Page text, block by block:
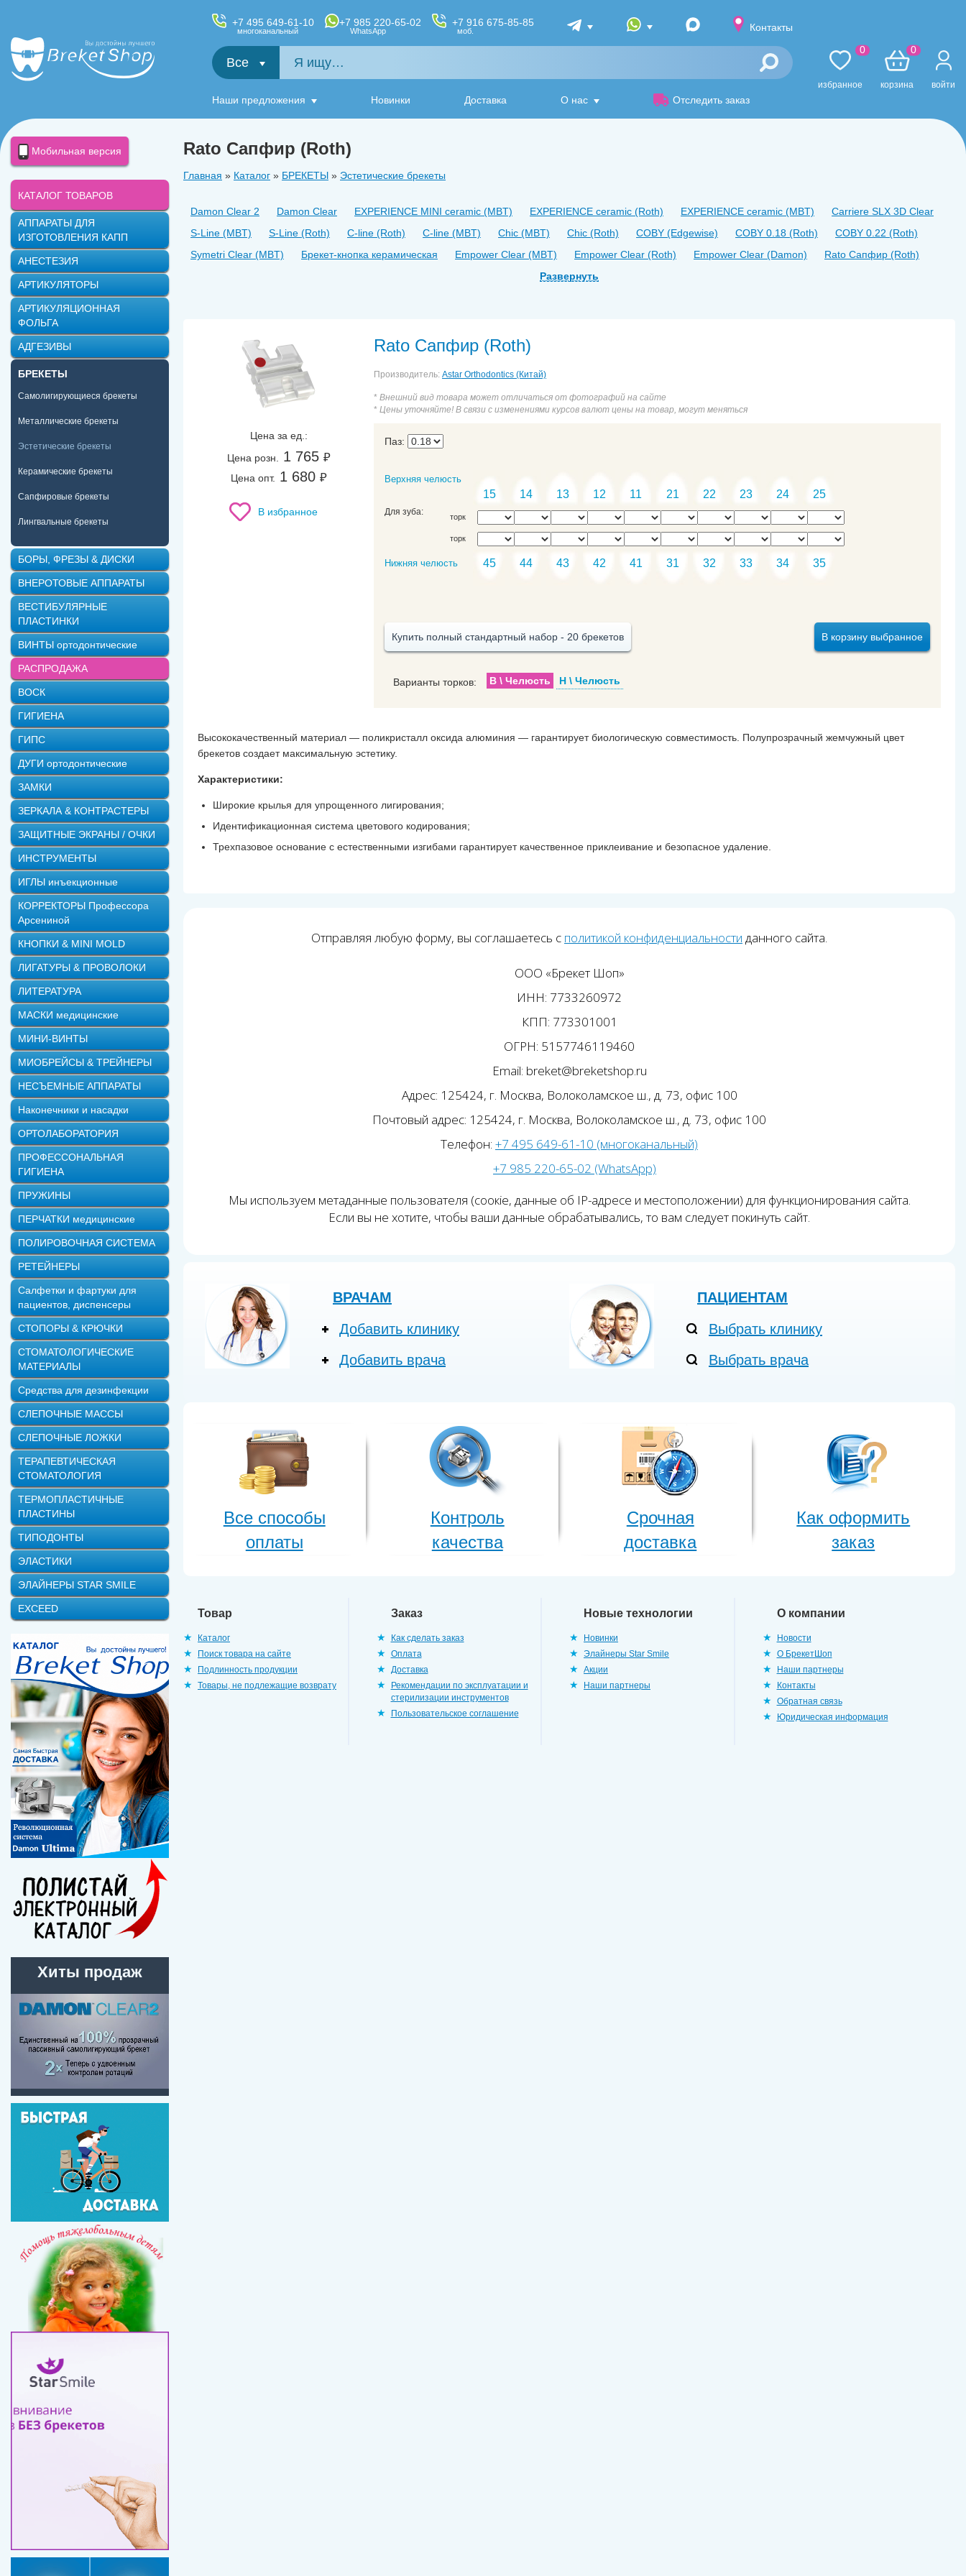
+7 495 649-61-10
многоканальный
+7 985 220-65-02
WhatsApp
+7 916 675-85-85
моб. Контакты
Все
Наши предложения Новинки Доставка О нас Отследить заказ
избранное
0
корзина
0
войти
Rato Сапфир (Roth)
Главная » Каталог » БРЕКЕТЫ » Эстетические брекеты
Damon Clear 2 Damon Clear EXPERIENCE MINI ceramic (MBT) EXPERIENCE ceramic (Roth) EXPERIENCE ceramic (MBT)
Carriere SLX 3D Clear
S-Line (MBT)
S-Line (Roth) C-line (Roth) C-line (MBT) Chic (MBT) Chic (Roth) COBY (Edgewise) COBY 0.18 (Roth)
COBY 0.22 (Roth)
Symetri Clear (MBT)
Брекет-кнопка керамическая Empower Clear (MBT) Empower Clear (Roth) Empower Clear (Damon)
Rato Сапфир (Roth)
Rato Керамика (Edgewise) Lucem Roth
Развернуть
Цена за ед.:
Цена розн.
1 765 ₽
Цена опт. 1 680 ₽
В избранное
Rato Сапфир (Roth)
Производитель: Astar Orthodontics (Китай)
* Внешний вид товара может отличаться от фотографий на сайте
* Цены уточняйте! В связи с изменениями курсов валют цены на товар, могут меняться
Паз:
Для зуба:
Верхняя челюсть
15 14 13 12 11 21 22 23 24 25
торк
торк
Нижняя челюсть 45 44 43 42 41 31 32 33 34 35
Купить полный стандартный набор - 20 брекетов В корзину выбранное
Варианты торков: В \ Челюсть Н \ Челюсть
Высококачественный материал — поликристалл оксида алюминия — гарантирует биологическую совместимость. Полупрозрачный жемчужный цвет
брекетов создает максимальную эстетику.
Характеристики:
Широкие крылья для упрощенного лигирования;
Идентификационная система цветового кодирования;
Трехпазовое основание с естественными изгибами гарантирует качественное приклеивание и безопасное удаление.
Отправляя любую форму, вы соглашаетесь с политикой конфиденциальности данного сайта.
ООО «Брекет Шоп»
ИНН: 7733260972
КПП: 773301001
ОГРН: 5157746119460
Email: breket@breketshop.ru
Адрес: 125424, г. Москва, Волоколамское ш., д. 73, офис 100
Почтовый адрес: 125424, г. Москва, Волоколамское ш., д. 73, офис 100
Телефон: +7 495 649-61-10 (многоканальный)
+7 985 220-65-02 (WhatsApp)
Мы используем метаданные пользователя (соокіе, данные об IP-адресе и местоположении) для функционирования сайта.
Если вы не хотите, чтобы ваши данные обрабатывались, то вам следует покинуть сайт.
ВРАЧАМ
Добавить клинику
Добавить врача
ПАЦИЕНТАМ
Выбрать клинику
Выбрать врача
Все способы
оплаты
Контроль
качества
Срочная
доставка
Как оформить
заказ
Товар
Каталог
Поиск товара на сайте
Подлинность продукции
Товары, не подлежащие возврату
Заказ
Как сделать заказ
Оплата
Доставка
Рекомендации по эксплуатации и
стерилизации инструментов
Пользовательское соглашение
Новые технологии
Новинки
Элайнеры Star Smile
Акции
Наши партнеры
О компании
Новости
О БрекетШоп
Наши партнеры
Контакты
Обратная связь
Юридическая информация
Мобильная версия
КАТАЛОГ ТОВАРОВ
АППАРАТЫ ДЛЯ
ИЗГОТОВЛЕНИЯ КАПП
АНЕСТЕЗИЯ
АРТИКУЛЯТОРЫ
АРТИКУЛЯЦИОННАЯ
ФОЛЬГА
АДГЕЗИВЫ
БРЕКЕТЫ
Самолигирующиеся брекеты
Металлические брекеты
Эстетические брекеты
Керамические брекеты
Сапфировые брекеты
Лингвальные брекеты
БОРЫ, ФРЕЗЫ & ДИСКИ
ВНЕРОТОВЫЕ АППАРАТЫ
ВЕСТИБУЛЯРНЫЕ
ПЛАСТИНКИ
ВИНТЫ ортодонтические
РАСПРОДАЖА
ВОСК
ГИГИЕНА
ГИПС
ДУГИ ортодонтические
ЗАМКИ
ЗЕРКАЛА & КОНТРАСТЕРЫ
ЗАЩИТНЫЕ ЭКРАНЫ / ОЧКИ
ИНСТРУМЕНТЫ
ИГЛЫ инъекционные
КОРРЕКТОРЫ Профессора
Арсениной
КНОПКИ & MINI MOLD
ЛИГАТУРЫ & ПРОВОЛОКИ
ЛИТЕРАТУРА
МАСКИ медицинские
МИНИ-ВИНТЫ
МИОБРЕЙСЫ & ТРЕЙНЕРЫ
НЕСЪЕМНЫЕ АППАРАТЫ
Наконечники и насадки
ОРТОЛАБОРАТОРИЯ
ПРОФЕССОНАЛЬНАЯ
ГИГИЕНА
ПРУЖИНЫ
ПЕРЧАТКИ медицинские
ПОЛИРОВОЧНАЯ СИСТЕМА
РЕТЕЙНЕРЫ
Салфетки и фартуки для
пациентов, диспенсеры
СТОПОРЫ & КРЮЧКИ
СТОМАТОЛОГИЧЕСКИЕ
МАТЕРИАЛЫ
Средства для дезинфекции
СЛЕПОЧНЫЕ МАССЫ
СЛЕПОЧНЫЕ ЛОЖКИ
ТЕРАПЕВТИЧЕСКАЯ
СТОМАТОЛОГИЯ
ТЕРМОПЛАСТИЧНЫЕ
ПЛАСТИНЫ
ТИПОДОНТЫ
ЭЛАСТИКИ
ЭЛАЙНЕРЫ STAR SMILE
EXCEED
Хиты продаж